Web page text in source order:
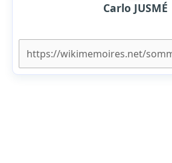
Carlo JUSMÉ